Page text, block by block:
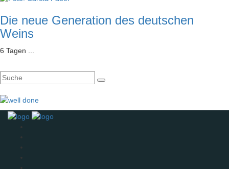
Die neue Generation des deutschen
Weins
6 Tagen ...